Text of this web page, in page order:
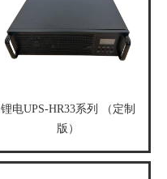
锂电UPS-HR33系列 （定制
版）